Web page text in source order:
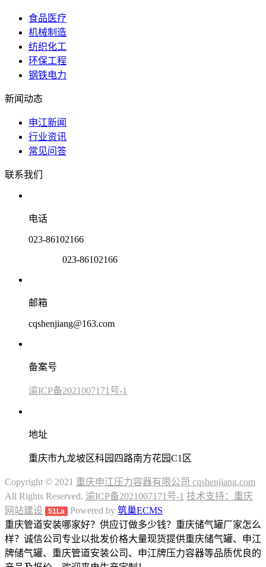
食品医疗
机械制造
纺织化工
环保工程
钢铁电力
新闻动态
申江新闻
行业资讯
常见问答
联系我们
电话
023-86102166
023-86102166
邮箱
cqshenjiang@163.com
备案号
渝ICP备2021007171号-1
地址
重庆市九龙坡区科园四路南方花园C1区
Copyright © 2021 重庆申江压力容器有限公司 cqshenjiang.com
All Rights Reserved. 渝ICP备2021007171号-1 技术支持：重庆
网站建设
51La Powered by 筑巢ECMS
重庆管道安装哪家好？供应订做多少钱？重庆储气罐厂家怎么
样？诚信公司专业以批发价格大量现货提供重庆储气罐、申江
牌储气罐、重庆管道安装公司、申江牌压力容器等品质优良的